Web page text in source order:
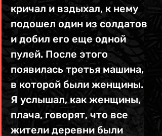
кричал и вздыхал, к нему
подошел один из солдатов
и добил его еще одной
пулей. После этого
появилась третья машина,
в которой были женщины.
Я услышал, как женщины,
плача, говорят, что все
жители деревни были